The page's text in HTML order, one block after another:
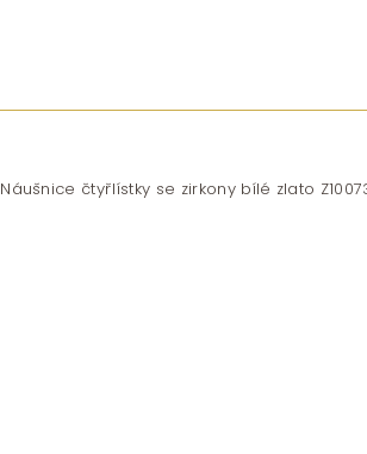
Náušnice čtyřlístky se zirkony bílé zlato